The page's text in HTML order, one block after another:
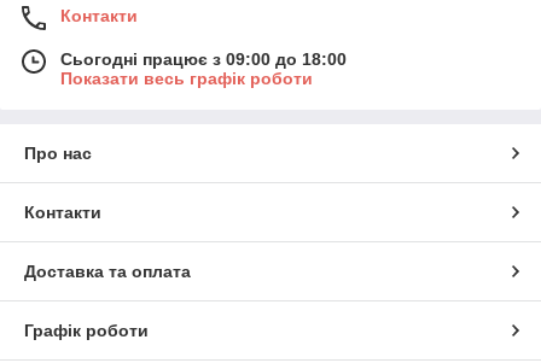
Контакти
Сьогодні працює з 09:00 до 18:00
Показати весь графік роботи
Про нас
Контакти
Доставка та оплата
Графік роботи